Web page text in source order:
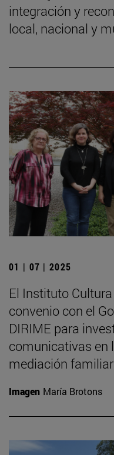
integración y
local, nacional y
01 | 07 | 2025
El Instituto
convenio con el
DIRIME para
comunicativas en
mediación familiar
Imagen María Brotons